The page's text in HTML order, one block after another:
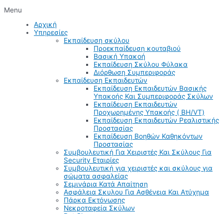
Menu
Αρχική
Υπηρεσίες
Εκπαίδευση σκύλου
Προεκπαίδευση κουταβιού
Βασική Υπακοή
Εκπαίδευση Σκύλου Φύλακα
Διόρθωση Συμπεριφοράς
Εκπαίδευση Εκπαιδευτών
Εκπαίδευση Εκπαιδευτών Βασικής
Υπακοής Και Συμπεριφοράς Σκύλων
Εκπαίδευση Εκπαιδευτών
Προχωρημένης Υπακοής ( BH/VT)
Εκπαίδευση Εκπαιδευτών Ρεαλιστικής
Προστασίας
Εκπαίδευση Βοηθών Καθηκόντων
Προστασίας
Συμβουλευτική Για Χειριστές Και Σκύλους Για
Security Εταιρίες
Συμβουλευτική για χειριστές και σκύλους για
σώματα ασφαλείας
Σεμινάρια Κατά Απαίτηση
Ασφάλεια Σκυλου Για Ασθένεια Και Ατύχημα
Πάρκα Εκτόνωσης
Νεκροταφεία Σκύλων